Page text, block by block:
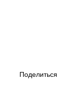
Поделиться